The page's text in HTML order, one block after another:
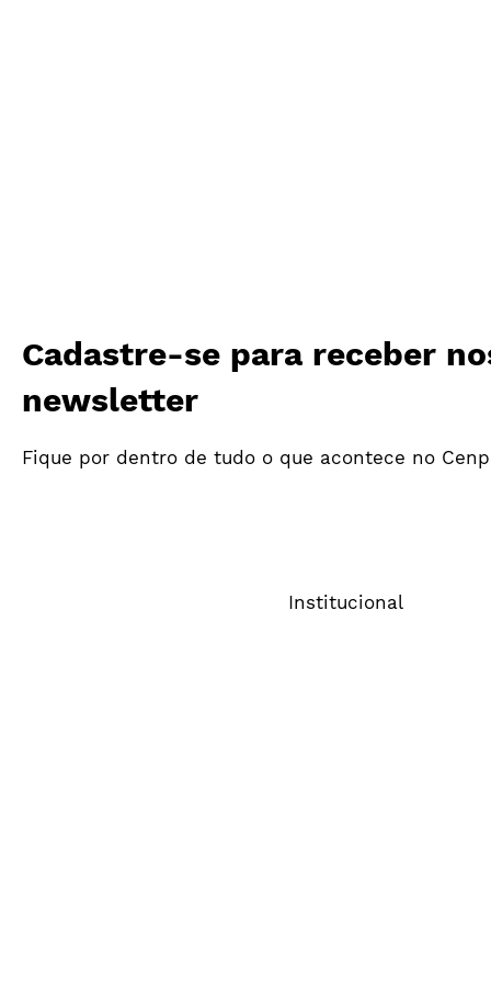
Primeiro trimestre de
Cadastre-se para receber
newsletter
Fique por dentro de tudo o que acontece no Cenp
Institucional